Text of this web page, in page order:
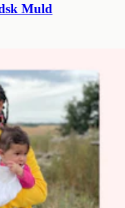
Muld